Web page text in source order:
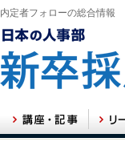
内定者フォローの総合情報